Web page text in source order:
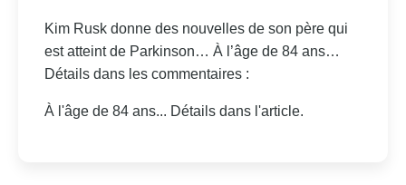
Kim Rusk donne des nouvelles de son père qui
est atteint de Parkinson… À l’âge de 84 ans…
Détails dans les commentaires :
À l'âge de 84 ans... Détails dans l'article.